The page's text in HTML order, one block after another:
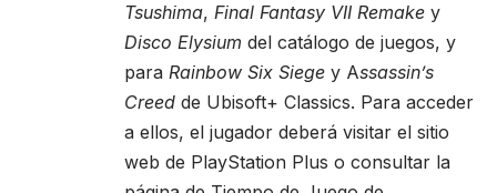
Tsushima, Final Fantasy VII Remake y
Disco Elysium del catálogo de juegos, y
para Rainbow Six Siege y Assassin’s
Creed de Ubisoft+ Classics. Para acceder
a ellos, el jugador deberá visitar el sitio
web de PlayStation Plus o consultar la